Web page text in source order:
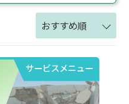
おすすめ順
サービスメニュー